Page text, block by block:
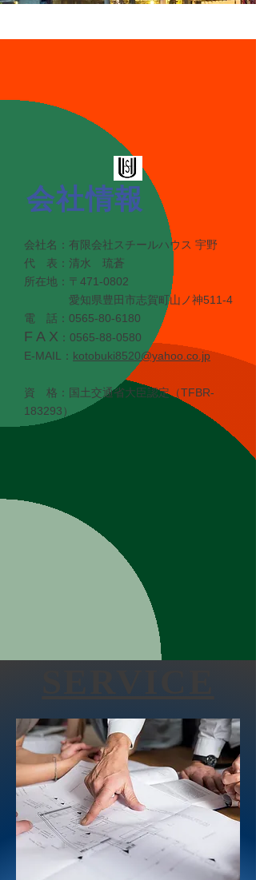
会社情報
会社名：有限会社スチールハウス 宇野
​代 表：清水 琉蒼
所在地：〒471-0802
愛知県豊田市志賀町山ノ神511-4
電 話：0565-80-6180
F A X ：0565-88-0580
E-MAIL： kotobuki8520@yahoo.co.jp
資 格：国土交通省大臣認定（TFBR-
183293）